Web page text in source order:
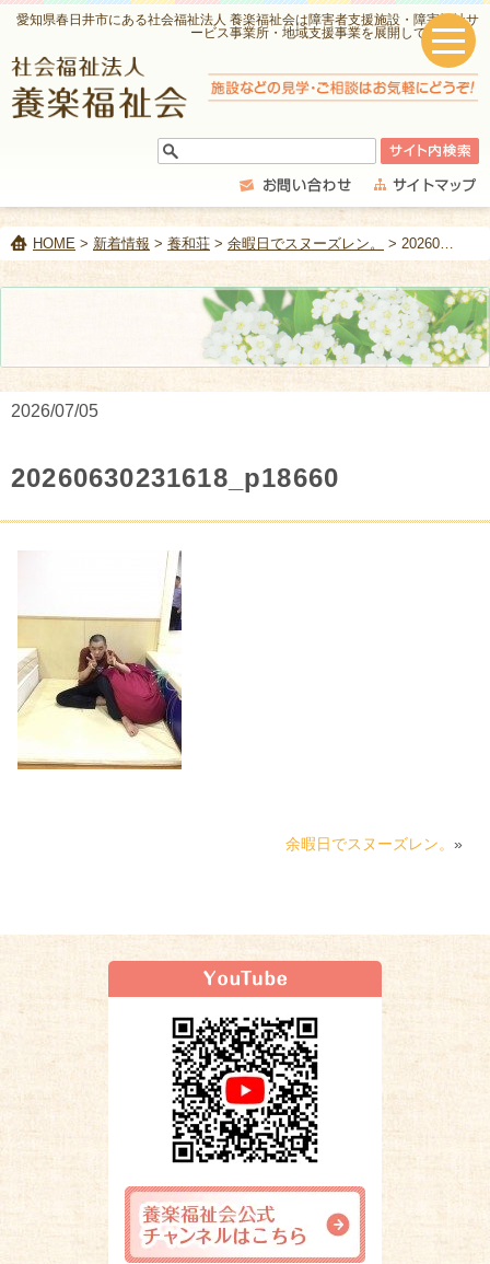
愛知県春日井市にある社会福祉法人 養楽福祉会は障害者支援施設・障害福祉サ
ービス事業所・地域支援事業を展開しています。
HOME > 新着情報 > 養和荘 > 余暇日でスヌーズレン。 > 20260630231618_p18660
2026/07/05
20260630231618_p18660
余暇日でスヌーズレン。 »